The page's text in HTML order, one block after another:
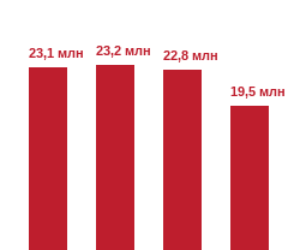
23,1 млн 23,2 млн 22,8 млн
19,5 млн